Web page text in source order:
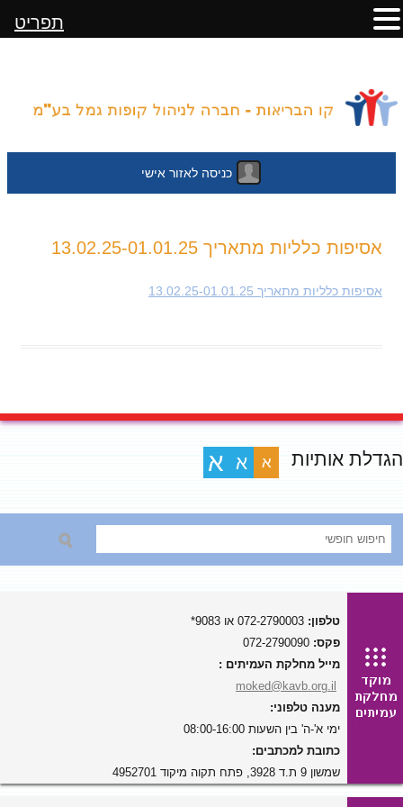
כניסה לאזור אישי
לתוכן אסיפות כלליות מתאריך 13.02.25-01.01.25
אסיפות כלליות מתאריך 13.02.25-01.01.25
הגדלת אותיות א א א
טלפון:
פקס:
מייל מחלקת העמיתים :
moked@kavb.org.il
מענה טלפוני:
ימי א'-ה' בין השעות 08:00-16:00
כתובת למכתבים:
שמשון 9 ת.ד 3928, פתח תקוה מיקוד 4952701
תפריט